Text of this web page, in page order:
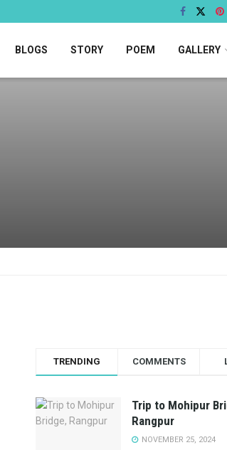
BLOGS STORY POEM GALLERY
TRENDING COMMENTS
Trip to Mohipur
Rangpur
NOVEMBER 25, 2024